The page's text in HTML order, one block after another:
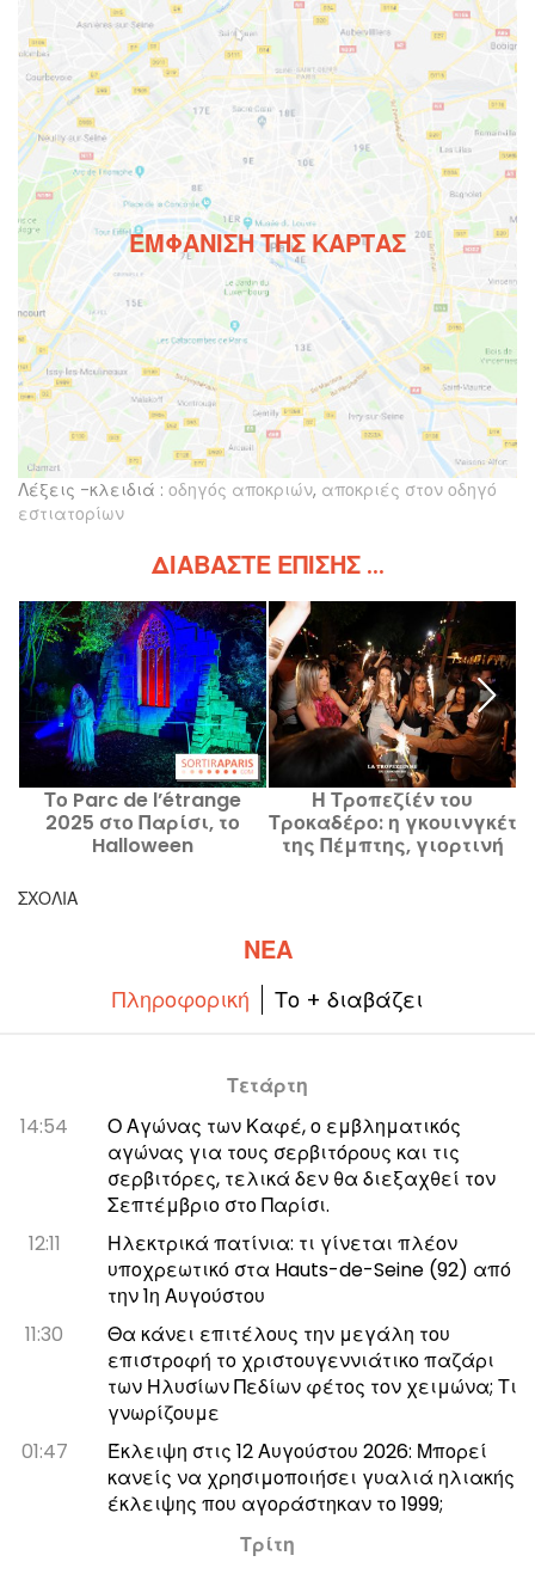
ΕΜΦΆΝΙΣΗ ΤΗΣ ΚΆΡΤΑΣ
Λέξεις -κλειδιά : οδηγός αποκριών, αποκριές στον οδηγό
εστιατορίων
ΔΙΑΒΆΣΤΕ ΕΠΊΣΗΣ ...
Το Parc de l’étrange
2025 στο Παρίσι, το
Halloween
André Citroën.
Η Τροπεζίέν του
Τροκαδέρο: η γκουινγκέτ
της Πέμπτης, γιορτινή
ΣΧΌΛΙΑ
ΝΈΑ
Πληροφορική Το + διαβάζει
Τετάρτη
14:54
Ο Αγώνας των Καφέ, ο εμβληματικός
αγώνας για τους σερβιτόρους και τις
σερβιτόρες, τελικά δεν θα διεξαχθεί τον
Σεπτέμβριο στο Παρίσι.
12:11
Ηλεκτρικά πατίνια: τι γίνεται πλέον
υποχρεωτικό στα Hauts-de-Seine (92) από
την 1η Αυγούστου
11:30
Θα κάνει επιτέλους την μεγάλη του
επιστροφή το χριστουγεννιάτικο παζάρι
των Ηλυσίων Πεδίων φέτος τον χειμώνα; Τι
γνωρίζουμε
01:47
Έκλειψη στις 12 Αυγούστου 2026: Μπορεί
κανείς να χρησιμοποιήσει γυαλιά ηλιακής
έκλειψης που αγοράστηκαν το 1999;
Τρίτη